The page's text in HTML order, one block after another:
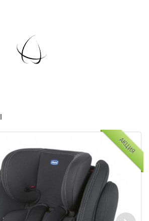
АКЦИЯ